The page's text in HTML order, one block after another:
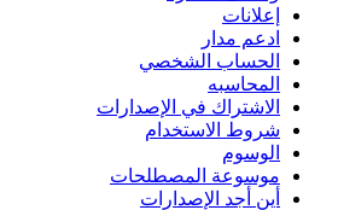
إعلانات
ادعم مدار
الحساب الشخصي
المحاسبه
الاشتراك في الإصدارات
شروط الاستخدام
الوسوم
موسوعة المصطلحات
أين أجد الإصدارات